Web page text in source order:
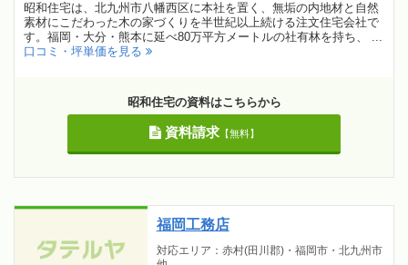
昭和住宅は、北九州市八幡西区に本社を置く、無垢の内地材と自然
素材にこだわった木の家づくりを半世紀以上続ける注文住宅会社で
す。福岡・大分・熊本に延べ80万平方メートルの社有林を持ち、 ...
口コミ・坪単価を見る
昭和住宅の資料はこちらから
資料請求【無料】
福岡工務店
対応エリア：赤村(田川郡)・福岡市・北九州市